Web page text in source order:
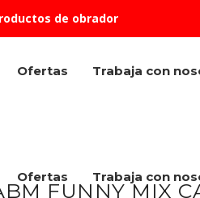
de obrador
Ofertas Trabaja con
Ofertas Trabaja con
FUNNY MIX